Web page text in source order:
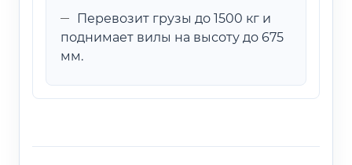
Перевозит грузы до 1500 кг и
поднимает вилы на высоту до 675
мм.